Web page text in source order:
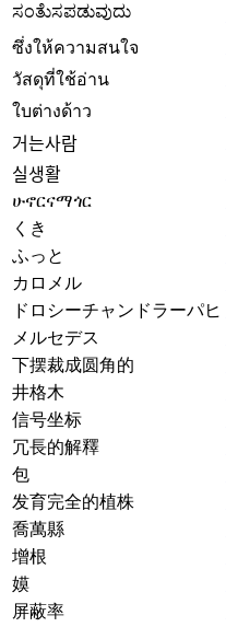
ಸಂತೆುಸಪಡುವುದು
ซึ่งให้ความสนใจ
วัสดุที่ใช้อ่าน
ใบต่างด้าว
거는사람
실생활
ሁኖርናማጎር
くき
ふっと
カロメル
ドロシーチャンドラーパヒ
メルセデス
下摆裁成圆角的
井格木
信号坐标
冗長的解釋
包
发育完全的植株
喬萬縣
增根
嫫
屏蔽率